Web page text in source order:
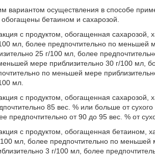
вариантом осуществления в способе
бетаином и сахарозой.
с продуктом, обогащенная сахарозой,
мл, более предпочтительно по меньшей
25 г/100 мл, более
мере приблизительно 30 г/100 мл,
по меньшей мере
мл.
с продуктом, обогащенная сахарозой,
85 вес. % или больше от
предпочтительно от 90 до 95 вес. % от
с продуктом, обогащенная бетаином,
100 мл, более предпочтительно по
3 г/100 мл, более